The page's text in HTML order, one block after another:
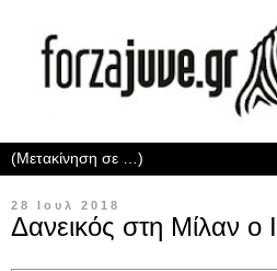
28 Ιουλ 2018
Δανεικός στη Μίλαν ο